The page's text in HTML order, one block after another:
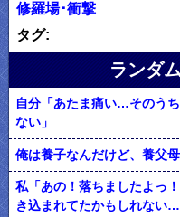
修羅場･衝撃
タグ:
ランダ
自分「あたま痛い…そのう
ない」
俺は養子なんだけど、養父
私「あの！落ちましたよっ
き込まれてたかもしれない…